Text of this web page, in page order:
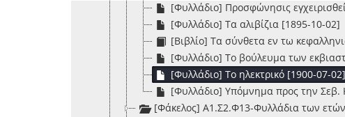
[Φυλλάδιο] Προσφώνησις
[Φυλλάδιο] Τα αλιβίζια [1895-10-02]
[Βιβλίο] Τα σύνθετα εν τω
[Φυλλάδιο] Το βούλευμα των
[Φυλλάδιο] Το ηλεκτρικό [1900-07-02]
[Φυλλάδιο] Υπόμνημα προς την Σεβ.
[Φάκελος] Α1.Σ2.Φ13-Φυλλάδια των